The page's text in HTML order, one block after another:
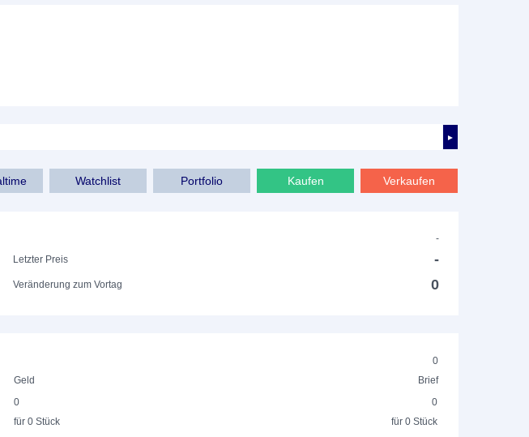
►
Watchlist Portfolio Kaufen Verkaufen
-
Letzter Preis
-
Veränderung zum Vortag 0
0
Geld
Brief
0
für 0 Stück
0
für 0 Stück